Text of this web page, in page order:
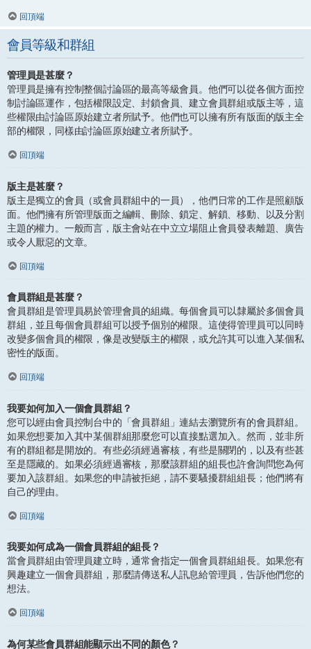
回頂端
會員等級和群組
管理員是甚麼？
管理員是擁有控制整個討論區的最高等級會員。他們可以從各個方面控
制討論區運作，包括權限設定、封鎖會員、建立會員群組或版主等，這
些權限由討論區原始建立者所賦予。他們也可以擁有所有版面的版主全
部的權限，同樣由討論區原始建立者所賦予。
回頂端
版主是甚麼？
版主是獨立的會員（或會員群組中的一員），他們日常的工作是照顧版
面。他們擁有所管理版面之編輯、刪除、鎖定、解鎖、移動、以及分割
主題的權力。一般而言，版主會站在中立立場阻止會員發表離題、廣告
或令人厭惡的文章。
回頂端
會員群組是甚麼？
會員群組是管理員易於管理會員的組織。每個會員可以隸屬於多個會員
群組，並且每個會員群組可以授予個別的權限。這使得管理員可以同時
改變多個會員的權限，像是改變版主的權限，或允許其可以進入某個私
密性的版面。
回頂端
我要如何加入一個會員群組？
您可以經由會員控制台中的「會員群組」連結去瀏覽所有的會員群組。
如果您想要加入其中某個群組那麼您可以直接點選加入。然而，並非所
有的群組都是開放的。有些必須經過審核，有些是關閉的，以及有些甚
至是隱藏的。如果必須經過審核，那麼該群組的組長也許會詢問您為何
要加入該群組。如果您的申請被拒絕，請不要騷擾群組組長；他們將有
自己的理由。
回頂端
我要如何成為一個會員群組的組長？
當會員群組由管理員建立時，通常會指定一個會員群組組長。如果您有
興趣建立一個會員群組，那麼請傳送私人訊息給管理員，告訴他們您的
想法。
回頂端
為何某些會員群組能顯示出不同的顏色？